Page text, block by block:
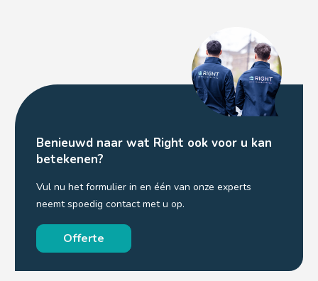
Benieuwd naar wat Right ook voor u kan
betekenen?
Vul nu het formulier in en één van onze experts
neemt spoedig contact met u op.
Offerte